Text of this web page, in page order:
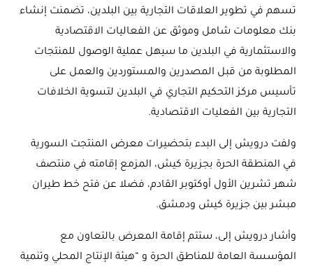
تسهم في تطوير العلاقات التجارية بين البلدين، تضمنت إنشاء
بنك معلومات شامل وموثق عن الفعاليات الاقتصادية
والاستثمارية في البلدين ما سيهل عملية الوصول للمنتجات
المطلوبة من قبل المصدرين والمستوردين والعمل على
تأسيس مركز التحكيم التجاري في البلدين لتسوية الخلافات
التجارية بين الفعليات الاقتصادية.
ولفت درويش إلى البدء بتحضيرات معرض المنتجت السورية
في المنطقة الحرة بجزيرة كيش، المزمع إقامته في منتصف
شهر تشرين الأول أوكتوبر القادم، فضلا عن فتح خط طيران
مبشر بين جزيرة كيش ودمشق.
وأشار درويش إلى، ستتم إقامة المعرض بالتعاون مع
المؤسسة العامة للمناطق الحرة و “هيئة الإنتاج المحلي وتنمية